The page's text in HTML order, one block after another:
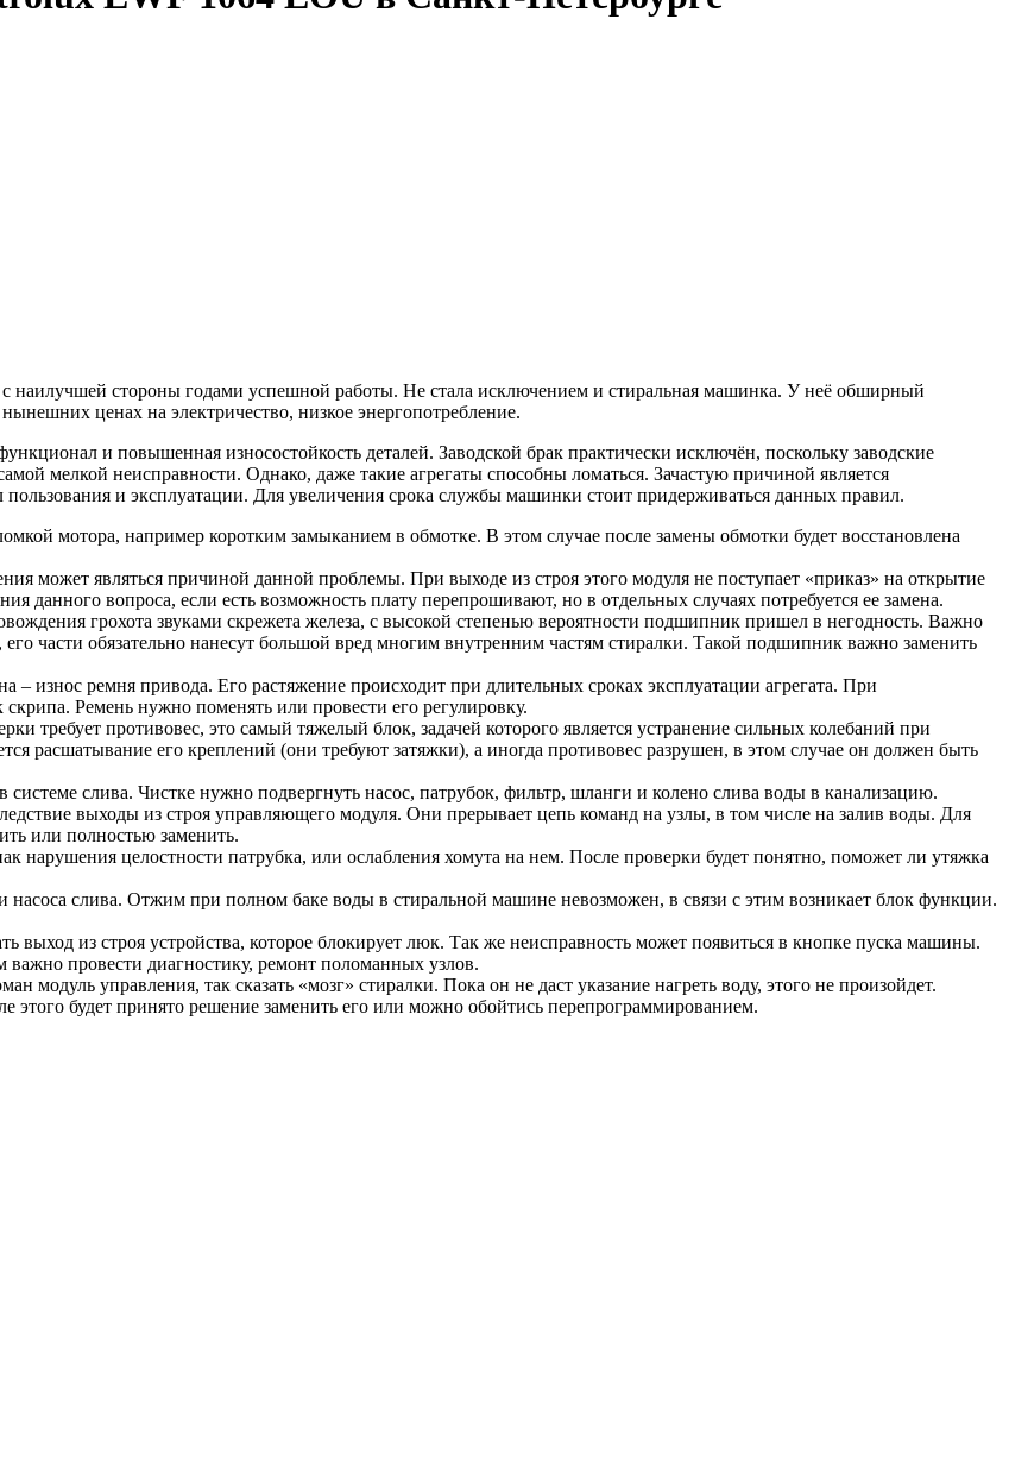
наилучшей стороны годами успешной работы. Не стала исключением и стиральная машинка. У неё обширный
ценах на электричество, низкое энергопотребление.
и повышенная износостойкость деталей. Заводской брак практически исключён, поскольку заводские
мелкой неисправности. Однако, даже такие агрегаты способны ломаться. Зачастую причиной является
и эксплуатации. Для увеличения срока службы машинки стоит придерживаться данных правил.
мотора, например коротким замыканием в обмотке. В этом случае после замены обмотки будет восстановлена
может являться причиной данной проблемы. При выходе из строя этого модуля не поступает «приказ» на открытие
данного вопроса, если есть возможность плату перепрошивают, но в отдельных случаях потребуется ее замена.
грохота звуками скрежета железа, с высокой степенью вероятности подшипник пришел в негодность. Важно
части обязательно нанесут большой вред многим внутренним частям стиралки. Такой подшипник важно заменить
износ ремня привода. Его растяжение происходит при длительных сроках эксплуатации агрегата. При
Ремень нужно поменять или провести его регулировку.
противовес, это самый тяжелый блок, задачей которого является устранение сильных колебаний при
расшатывание его креплений (они требуют затяжки), а иногда противовес разрушен, в этом случае он должен быть
слива. Чистке нужно подвергнуть насос, патрубок, фильтр, шланги и колено слива воды в канализацию.
выходы из строя управляющего модуля. Они прерывает цепь команд на узлы, в том числе на залив воды. Для
или полностью заменить.
нарушения целостности патрубка, или ослабления хомута на нем. После проверки будет понятно, поможет ли утяжка
слива. Отжим при полном баке воды в стиральной машине невозможен, в связи с этим возникает блок функции.
выход из строя устройства, которое блокирует люк. Так же неисправность может появиться в кнопке пуска машины.
провести диагностику, ремонт поломанных узлов.
модуль управления, так сказать «мозг» стиралки. Пока он не даст указание нагреть воду, этого не произойдет.
этого будет принято решение заменить его или можно обойтись перепрограммированием.